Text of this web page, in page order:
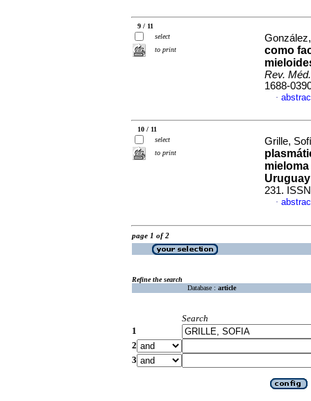
9 / 11
select
to print
como
Rev.
1688-
·
10 / 11
select
to print
Grille,
Uruguay
231.
·
page 1 of 2
Refine the search
Database : article
Search
1
2
3